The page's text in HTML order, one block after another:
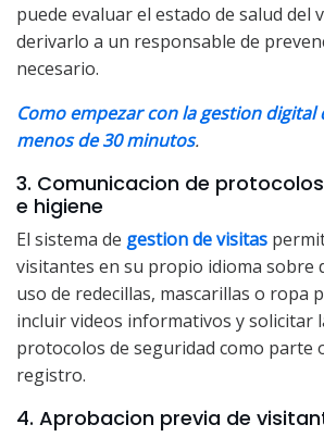
puede evaluar el estado de salud del
derivarlo a un responsable de
necesario.
Como empezar con la gestion digital
menos de 30 minutos.
3. Comunicacion de
e higiene
El sistema de gestion de visitas
visitantes en su propio idioma sobre
uso de redecillas, mascarillas o ropa
incluir videos informativos y solicitar
protocolos de seguridad como parte
registro.
4. Aprobacion previa de